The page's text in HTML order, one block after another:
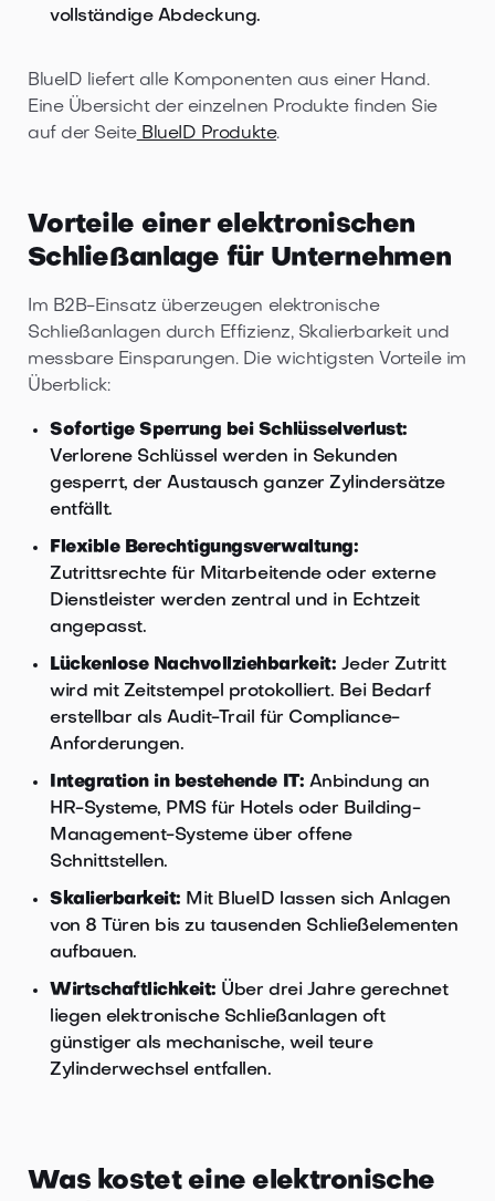
vollständige Abdeckung.
BlueID liefert alle Komponenten aus einer Hand.
Eine Übersicht der einzelnen Produkte finden Sie
auf der SeiteBlueID Produkte.
Vorteile einer elektronischen
Schließanlage für Unternehmen
Im B2B-Einsatz überzeugen elektronische
Schließanlagen durch Effizienz, Skalierbarkeit und
messbare Einsparungen. Die wichtigsten Vorteile im
Überblick:
Sofortige Sperrung bei Schlüsselverlust:
Verlorene Schlüssel werden in Sekunden
gesperrt, der Austausch ganzer Zylindersätze
entfällt.
Flexible Berechtigungsverwaltung:
Zutrittsrechte für Mitarbeitende oder externe
Dienstleister werden zentral und in Echtzeit
angepasst.
Lückenlose Nachvollziehbarkeit: Jeder Zutritt
wird mit Zeitstempel protokolliert. Bei Bedarf
erstellbar als Audit-Trail für Compliance-
Anforderungen.
Integration in bestehende IT: Anbindung an
HR-Systeme, PMS für Hotels oder Building-
Management-Systeme über offene
Schnittstellen.
Skalierbarkeit: Mit BlueID lassen sich Anlagen
von 8 Türen bis zu tausenden Schließelementen
aufbauen.
Wirtschaftlichkeit: Über drei Jahre gerechnet
liegen elektronische Schließanlagen oft
günstiger als mechanische, weil teure
Zylinderwechsel entfallen.
Was kostet eine elektronische